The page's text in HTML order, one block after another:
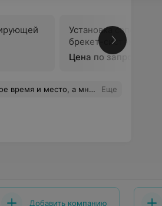
Установка сапфировой
брекет-системы
Цена по запросу
лечить меня не стал, потому что место мое уже занято. Белорусский сервис! Браво! Еще
Добавить компанию